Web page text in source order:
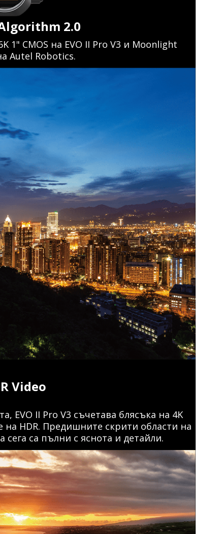
2.0
CMOS на EVO II Pro V3 и Moonlight
Autel Robotics.
Video
EVO II Pro V3 съчетава блясъка на 4K
на HDR. Предишните скрити области на
са пълни с яснота и детайли.